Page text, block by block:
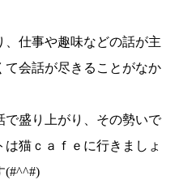
仕事や趣味などの話が主
て会話が尽きることがなか
で盛り上がり、その勢いで
は猫ｃａｆｅに行きましょ
(#^^#)